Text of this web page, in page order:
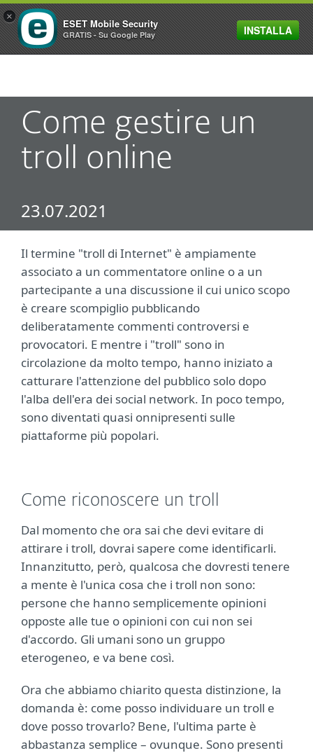
MENU
Come gestire un
troll online
23.07.2021
Il termine "troll di Internet" è ampiamente
associato a un commentatore online o a un
partecipante a una discussione il cui unico scopo
è creare scompiglio pubblicando
deliberatamente commenti controversi e
provocatori. E mentre i "troll" sono in
circolazione da molto tempo, hanno iniziato a
catturare l'attenzione del pubblico solo dopo
l'alba dell'era dei social network. In poco tempo,
sono diventati quasi onnipresenti sulle
piattaforme più popolari.
Come riconoscere un troll
Dal momento che ora sai che devi evitare di
attirare i troll, dovrai sapere come identificarli.
Innanzitutto, però, qualcosa che dovresti tenere
a mente è l'unica cosa che i troll non sono:
persone che hanno semplicemente opinioni
opposte alle tue o opinioni con cui non sei
d'accordo. Gli umani sono un gruppo
eterogeneo, e va bene così.
Ora che abbiamo chiarito questa distinzione, la
domanda è: come posso individuare un troll e
dove posso trovarlo? Bene, l'ultima parte è
abbastanza semplice – ovunque. Sono presenti
×
ESET Mobile Security
GRATIS - Su Google Play INSTALLA